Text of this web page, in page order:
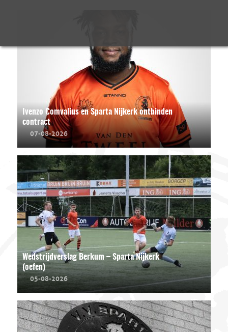
Ivenzo Comvalius en Sparta Nijkerk ontbinden
contract
07-08-2026
Wedstrijdverslag Berkum – Sparta Nijkerk
(oefen)
05-08-2026